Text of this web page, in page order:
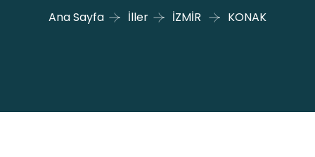
Ana Sayfa İller İZMİR KONAK